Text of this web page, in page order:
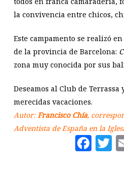
la convivencia entre chicos,
Este campamento se realizó
de la provincia de Barcelona:
zona muy conocida por sus
Deseamos al Club de
merecidas vacaciones.
Autor: Francisco Chía,
Adventista de España en la